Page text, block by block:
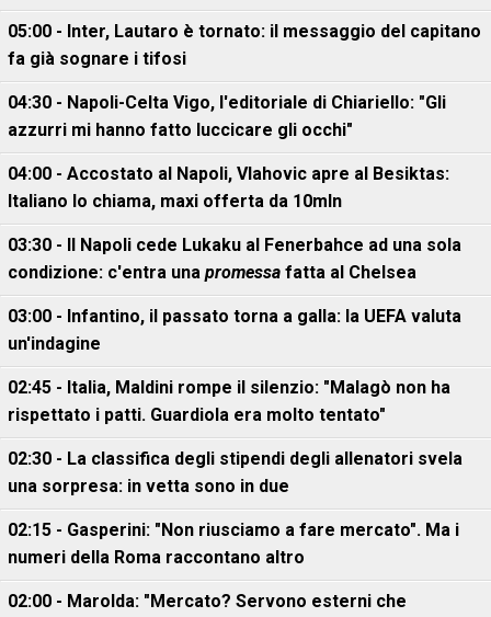
05:00 - Inter, Lautaro è tornato: il messaggio del capitano
fa già sognare i tifosi
04:30 - Napoli-Celta Vigo, l'editoriale di Chiariello: "Gli
azzurri mi hanno fatto luccicare gli occhi"
04:00 - Accostato al Napoli, Vlahovic apre al Besiktas:
Italiano lo chiama, maxi offerta da 10mln
03:30 - Il Napoli cede Lukaku al Fenerbahce ad una sola
condizione: c'entra una promessa fatta al Chelsea
03:00 - Infantino, il passato torna a galla: la UEFA valuta
un'indagine
02:45 - Italia, Maldini rompe il silenzio: "Malagò non ha
rispettato i patti. Guardiola era molto tentato"
02:30 - La classifica degli stipendi degli allenatori svela
una sorpresa: in vetta sono in due
02:15 - Gasperini: "Non riusciamo a fare mercato". Ma i
numeri della Roma raccontano altro
02:00 - Marolda: "Mercato? Servono esterni che